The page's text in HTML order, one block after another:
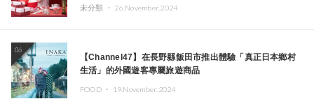
未分類 ・ 26.November.2024
06
【Channel47】在長野縣飯田市推出體驗「真正日本鄉村
生活」的外國遊客專屬旅遊商品
FOOD ・ 19.November.2024